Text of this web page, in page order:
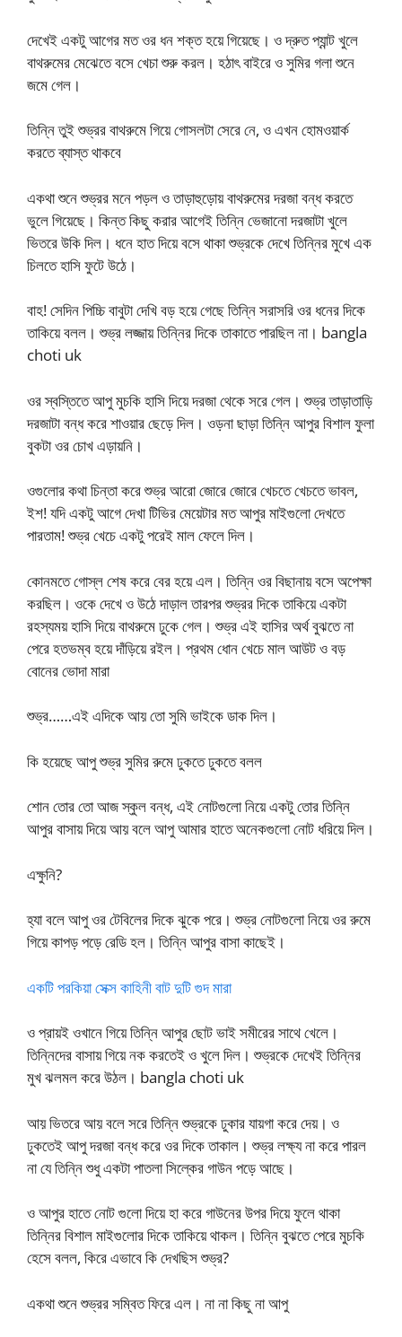
দেখেই একটু আগের মত ওর ধন শক্ত হয়ে গিয়েছে। ও দ্রুত প্যান্ট খুলে
বাথরুমের মেঝেতে বসে খেচা শুরু করল। হঠাৎ বাইরে ও সুমির গলা শুনে
জমে গেল।
তিন্নি তুই শুভ্রর বাথরুমে গিয়ে গোসলটা সেরে নে, ও এখন হোমওয়ার্ক
করতে ব্যাস্ত থাকবে
একথা শুনে শুভ্রর মনে পড়ল ও তাড়াহুড়োয় বাথরুমের দরজা বন্ধ করতে
ভুলে গিয়েছে। কিন্ত কিছু করার আগেই তিন্নি ভেজানো দরজাটা খুলে
ভিতরে উকি দিল। ধনে হাত দিয়ে বসে থাকা শুভ্রকে দেখে তিন্নির মুখে এক
চিলতে হাসি ফুটে উঠে।
বাহ! সেদিন পিচ্চি বাবুটা দেখি বড় হয়ে গেছে তিন্নি সরাসরি ওর ধনের দিকে
তাকিয়ে বলল। শুভ্র লজ্জায় তিন্নির দিকে তাকাতে পারছিল না। bangla
choti uk
ওর স্বস্তিতে আপু মুচকি হাসি দিয়ে দরজা থেকে সরে গেল। শুভ্র তাড়াতাড়ি
দরজাটা বন্ধ করে শাওয়ার ছেড়ে দিল। ওড়না ছাড়া তিন্নি আপুর বিশাল ফুলা
বুকটা ওর চোখ এড়ায়নি।
ওগুলোর কথা চিন্তা করে শুভ্র আরো জোরে জোরে খেচতে খেচতে ভাবল,
ইশ! যদি একটু আগে দেখা টিভির মেয়েটার মত আপুর মাইগুলো দেখতে
পারতাম! শুভ্র খেচে একটু পরেই মাল ফেলে দিল।
কোনমতে গোস্ল শেষ করে বের হয়ে এল। তিন্নি ওর বিছানায় বসে অপেক্ষা
করছিল। ওকে দেখে ও উঠে দাড়াল তারপর শুভ্রর দিকে তাকিয়ে একটা
রহস্যময় হাসি দিয়ে বাথরুমে ঢুকে গেল। শুভ্র এই হাসির অর্থ বুঝতে না
পেরে হতভম্ব হয়ে দাঁড়িয়ে রইল। প্রথম ধোন খেচে মাল আউট ও বড়
বোনের ভোদা মারা
শুভ্র……এই এদিকে আয় তো সুমি ভাইকে ডাক দিল।
কি হয়েছে আপু শুভ্র সুমির রুমে ঢুকতে ঢুকতে বলল
শোন তোর তো আজ স্কুল বন্ধ, এই নোটগুলো নিয়ে একটু তোর তিন্নি
আপুর বাসায় দিয়ে আয় বলে আপু আমার হাতে অনেকগুলো নোট ধরিয়ে দিল।
এক্ষুনি?
হ্যা বলে আপু ওর টেবিলের দিকে ঝুকে পরে। শুভ্র নোটগুলো নিয়ে ওর রুমে
গিয়ে কাপড় পড়ে রেডি হল। তিন্নি আপুর বাসা কাছেই।
একটি পরকিয়া সেক্স কাহিনী বাট দুটি গুদ মারা
ও প্রায়ই ওখানে গিয়ে তিন্নি আপুর ছোট ভাই সমীরের সাথে খেলে।
তিন্নিদের বাসায় গিয়ে নক করতেই ও খুলে দিল। শুভ্রকে দেখেই তিন্নির
মুখ ঝলমল করে উঠল। bangla choti uk
আয় ভিতরে আয় বলে সরে তিন্নি শুভ্রকে ঢুকার যায়গা করে দেয়। ও
ঢুকতেই আপু দরজা বন্ধ করে ওর দিকে তাকাল। শুভ্র লক্ষ্য না করে পারল
না যে তিন্নি শুধু একটা পাতলা সিল্কের গাউন পড়ে আছে।
ও আপুর হাতে নোট গুলো দিয়ে হা করে গাউনের উপর দিয়ে ফুলে থাকা
তিন্নির বিশাল মাইগুলোর দিকে তাকিয়ে থাকল। তিন্নি বুঝতে পেরে মুচকি
হেসে বলল, কিরে এভাবে কি দেখছিস শুভ্র?
একথা শুনে শুভ্রর সম্বিত ফিরে এল। না না কিছু না আপু